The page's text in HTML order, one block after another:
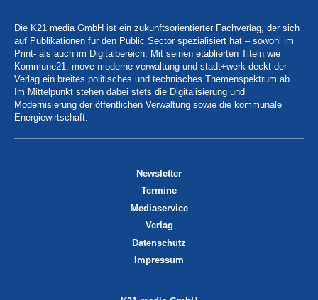
Die K21 media GmbH ist ein zukunftsorientierter Fachverlag, der sich
auf Publikationen für den Public Sector spezialisiert hat – sowohl im
Print- als auch im Digitalbereich. Mit seinen etablierten Titeln wie
Kommune21, move moderne verwaltung und stadt+werk deckt der
Verlag ein breites politisches und technisches Themenspektrum ab.
Im Mittelpunkt stehen dabei stets die Digitalisierung und
Modernisierung der öffentlichen Verwaltung sowie die kommunale
Energiewirtschaft.
Newsletter
Termine
Mediaservice
Verlag
Datenschutz
Impressum